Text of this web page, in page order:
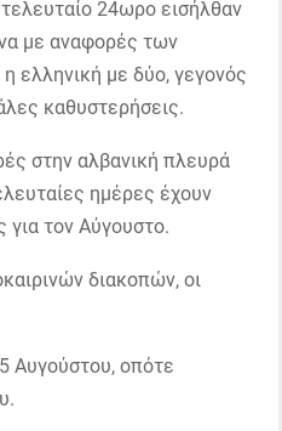
24ωρο εισήλθαν
με αναφορές των
ελληνική με δύο, γεγονός
καθυστερήσεις.
στην αλβανική πλευρά
ημέρες έχουν
τον Αύγουστο.
διακοπών, οι
Αυγούστου, οπότε